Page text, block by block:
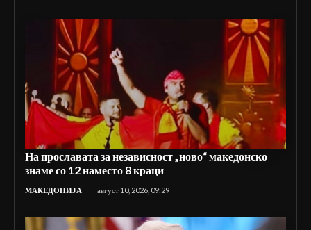
На прославата за независност „ново“ македонско
знаме со 12 наместо 8 краци
МАКЕДОНИЈА август 10, 2026, 09:29